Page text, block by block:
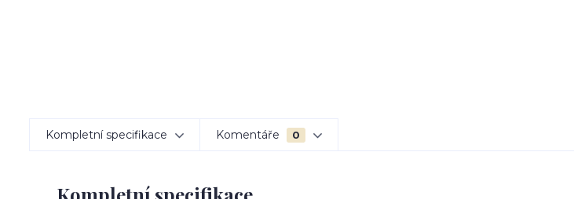
Kompletní specifikace Komentáře 0